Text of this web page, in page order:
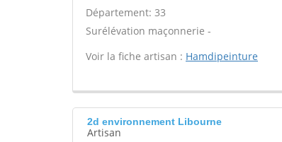
Département: 33
Surélévation maçonnerie -
Voir la fiche artisan : Hamdipeinture
2d environnement Libourne
Artisan